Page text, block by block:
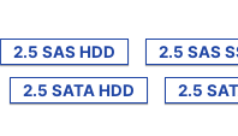
2.5 SAS HDD
2.5 SAS
2.5 SATA HDD
2.5